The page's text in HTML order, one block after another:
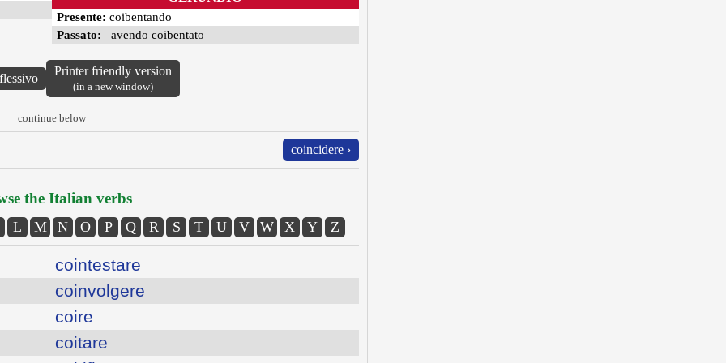
Presente: coibentando
Passato: avendo coibentato
Printer friendly version
(in a new window)
continue below
coincidere ›
the Italian verbs
L M N O P Q R S T U V W X Y Z
cointestare
coinvolgere
coire
coitare